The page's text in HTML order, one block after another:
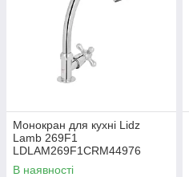
Монокран для кухні Lidz
Lamb 269F1
LDLAM269F1CRM44976
Chrome
В наявності